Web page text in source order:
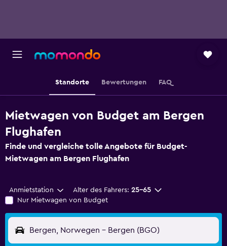
Standorte Bewertungen FAQ
Mietwagen von Budget am Bergen
Flughafen
Finde und vergleiche tolle Angebote für Budget-
Mietwagen am Bergen Flughafen
Anmietstation Alter des Fahrers: 25-65
Nur Mietwagen von Budget
Bergen, Norwegen - Bergen (BGO)